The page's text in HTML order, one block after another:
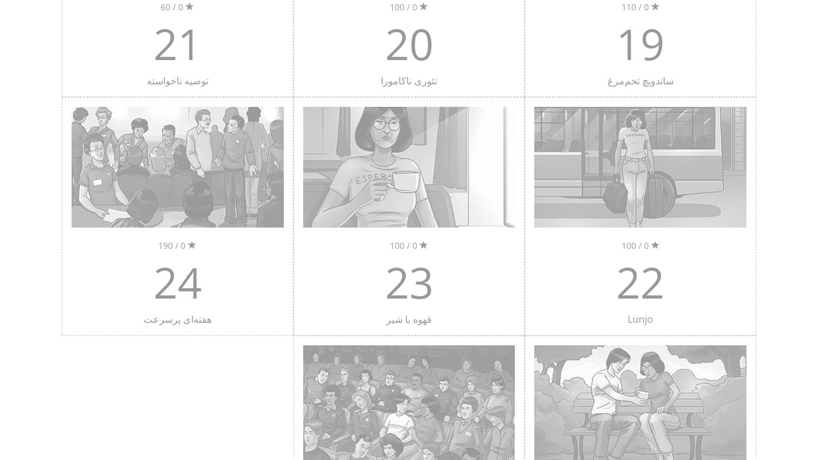
0 / 110
19
ساندویچ تخم‌مرغ
0 / 100
20
تئوری ناکامورا
0 / 60
21
توصیه ناخواسته
0 / 100
22
Lunjo
0 / 100
23
قهوه با شیر
0 / 190
24
هفته‌ای پرسرعت